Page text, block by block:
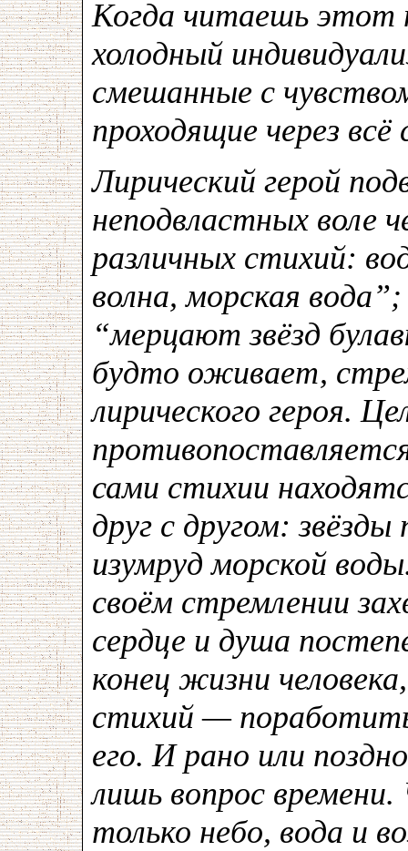
Когда читаешь этот
холодный
смешанные с
проходящие через
Лирический герой
неподвластных воле
различных стихий:
волна, морская
“мерцают звёзд
будто оживает,
лирического героя.
сами стихии
друг с другом:
изумруд морской
своём стремлении
сердце и душа
конец жизни
стихий —
его. И рано или
лишь вопрос
только небо, вода и